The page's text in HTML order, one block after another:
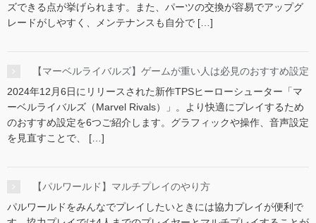
ズできる点が挙げられます。また、パーツの交換が容易でアップグ
レードがしやすく、メンテナンスも自分で […]
【マーベルライバルズ】ゲームが重い人は必見のおすすめ設定
2024年12月6日にリリースされた新作TPSヒーローシューター「マ
ーベルライバルズ（Marvel Rivals）」。より快適にプレイするため
のおすすめ設定を6つご紹介します。グラフィックや操作、音声設定
を見直すことで、 […]
【パルワールド】マルチプレイのやり方
パルワールドをみんなでプレイしたいときには協力プレイが便利で